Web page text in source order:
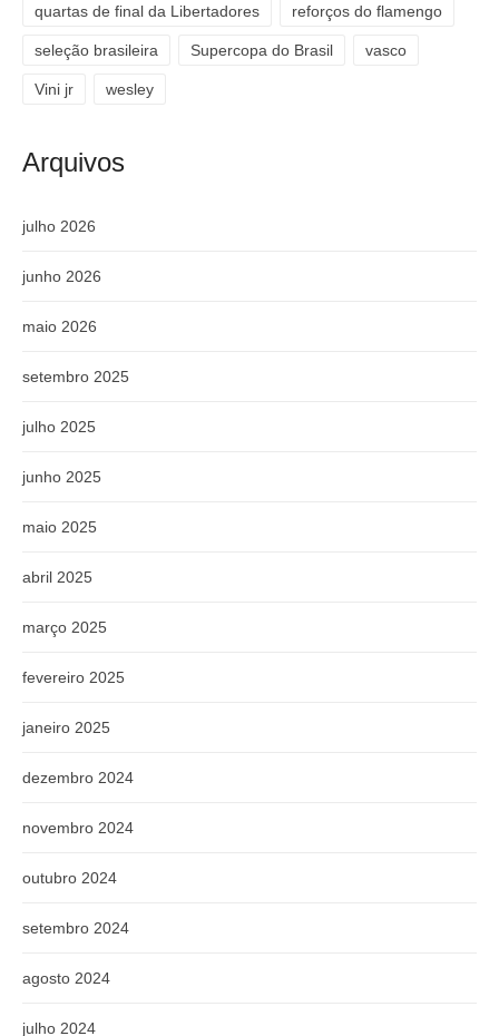
quartas de final da Libertadores reforços do flamengo
seleção brasileira Supercopa do Brasil vasco
Vini jr wesley
Arquivos
julho 2026
junho 2026
maio 2026
setembro 2025
julho 2025
junho 2025
maio 2025
abril 2025
março 2025
fevereiro 2025
janeiro 2025
dezembro 2024
novembro 2024
outubro 2024
setembro 2024
agosto 2024
julho 2024